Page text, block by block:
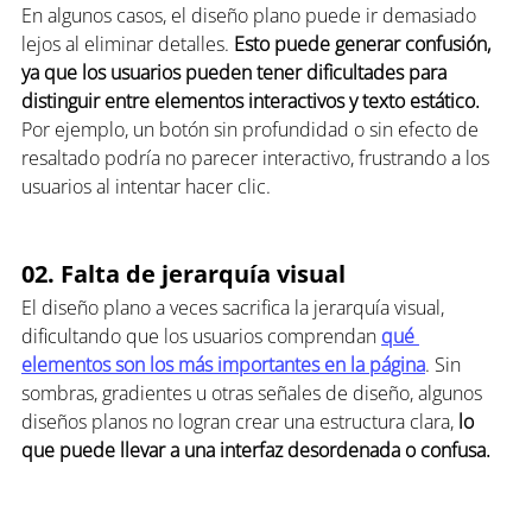
En algunos casos, el diseño plano puede ir demasiado
lejos al eliminar detalles. Esto puede generar confusión,
ya que los usuarios pueden tener dificultades para
distinguir entre elementos interactivos y texto estático.
Por ejemplo, un botón sin profundidad o sin efecto de
resaltado podría no parecer interactivo, frustrando a los
usuarios al intentar hacer clic.
02. Falta de jerarquía visual
El diseño plano a veces sacrifica la jerarquía visual,
dificultando que los usuarios comprendan qué
elementos son los más importantes en la página. Sin
sombras, gradientes u otras señales de diseño, algunos
diseños planos no logran crear una estructura clara, lo
que puede llevar a una interfaz desordenada o confusa.